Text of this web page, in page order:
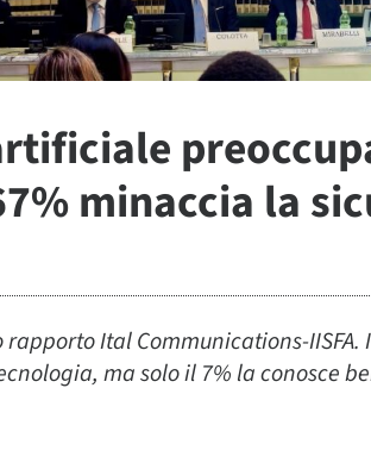
minaccia la
Ital Communications-IISFA.
ma solo il 7% la conosce